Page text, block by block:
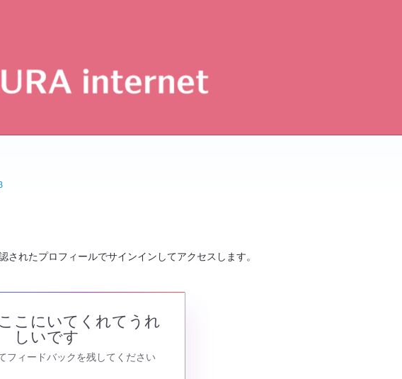
されたプロフィールでサインインしてアクセスします。
こにいてくれてうれ
しいです
フィードバックを残してください